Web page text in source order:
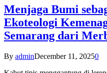
Menjaga Bumi
Ekoteologi
Semarang dari
By adminDecember 11, 20250